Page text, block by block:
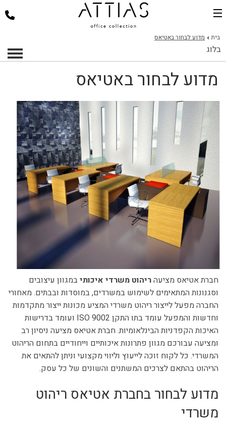
בית
כסאות למשרד
פינות ישיבה
ארגונומיה במשרד
פרוייקטים
אודות
צור קשר
בית מדוע לבחור באטיאס
בלוג
מדוע לבחור באטיאס
חברת אטיאס מציעהריהוט משרדי איכותיבמגוון עיצובים
וסגנונות המתאימים לשימוש במשרדים, במוסדות ובבתים. מאחורי
החברה מפעל לייצור ריהוט משרדי המציע מכונות ייצור מתקדמות
וחדשות והמפעל עומד בתו התקן 9002 ISO ועומד בדרישות
האיכות הקפדניות הבינלאומיות. חברת אטיאס מציעה ניסיון רב
ומציעה עבורכם מגוון פתרונות איכותיים וייחודיים בתחום הריהוט
המשרדי. כל לקוח זוכה לייעוץ וליווי מקצועי וניתן להתאים את
הריהוט בהתאם לצרכים המשתנים והשונים של כל עסק.
מדוע לבחור בחברת אטיאס ריהוט
משרדי